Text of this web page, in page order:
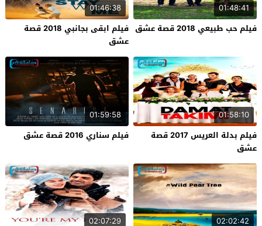
01:48:41
فيلم حب طبيعي 2018 قصة عشق
01:46:38
فيلم ابقى بجانبي 2018 قصة
عشق
01:58:10
فيلم بدلة العريس 2017 قصة
عشق
01:59:58
فيلم سناري 2016 قصة عشق
02:02:42
02:07:29